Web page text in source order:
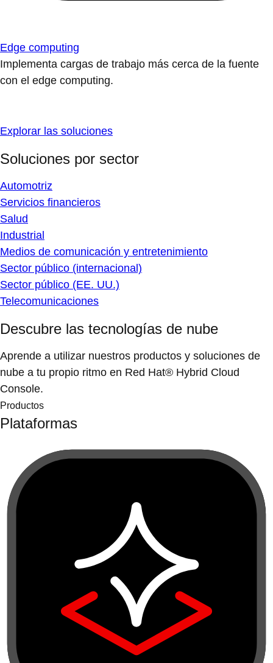
Edge computing
Implementa cargas de trabajo más cerca de la fuente
con el edge computing.
Explorar las soluciones
Soluciones por sector
Automotriz
Servicios financieros
Salud
Industrial
Medios de comunicación y entretenimiento
Sector público (internacional)
Sector público (EE. UU.)
Telecomunicaciones
Descubre las tecnologías de nube
Aprende a utilizar nuestros productos y soluciones de
nube a tu propio ritmo en Red Hat® Hybrid Cloud
Console.
Productos
Plataformas